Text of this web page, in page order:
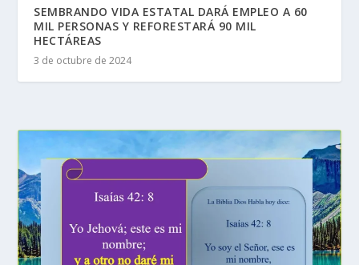
SEMBRANDO VIDA ESTATAL DARÁ EMPLEO A 60
MIL PERSONAS Y REFORESTARÁ 90 MIL
HECTÁREAS
3 de octubre de 2024